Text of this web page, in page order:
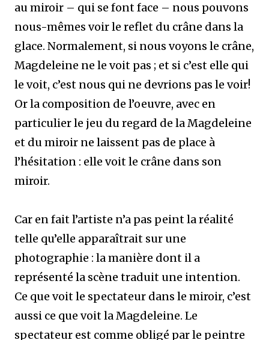
au miroir – qui se font face – nous pouvons
nous-mêmes voir le reflet du crâne dans la
glace. Normalement, si nous voyons le crâne,
Magdeleine ne le voit pas ; et si c’est elle qui
le voit, c’est nous qui ne devrions pas le voir!
Or la composition de l’oeuvre, avec en
particulier le jeu du regard de la Magdeleine
et du miroir ne laissent pas de place à
l’hésitation : elle voit le crâne dans son
miroir.
Car en fait l’artiste n’a pas peint la réalité
telle qu’elle apparaîtrait sur une
photographie : la manière dont il a
représenté la scène traduit une intention.
Ce que voit le spectateur dans le miroir, c’est
aussi ce que voit la Magdeleine. Le
spectateur est comme obligé par le peintre